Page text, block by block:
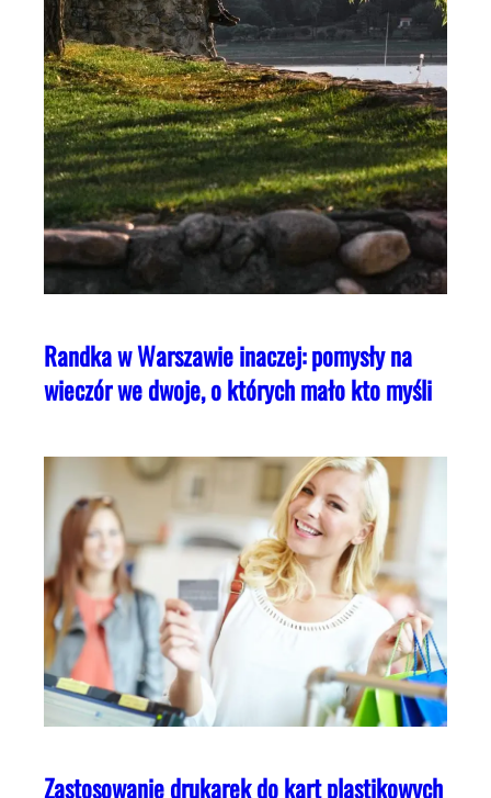
Randka w Warszawie inaczej: pomysły na
wieczór we dwoje, o których mało kto myśli
Zastosowanie drukarek do kart plastikowych